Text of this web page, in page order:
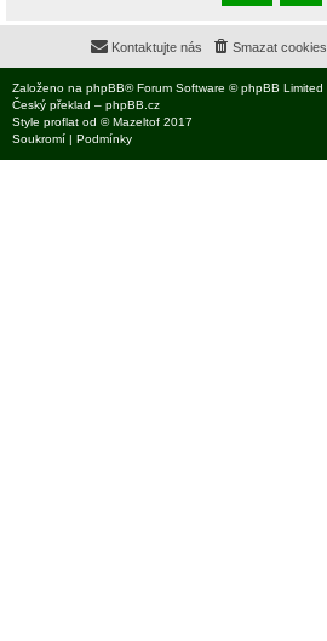
Smazat cookies
Kontaktujte nás
Založeno na phpBB® Forum Software © phpBB Limited
Český překlad – phpBB.cz
Style proflat od ©Mazeltof 2017
Soukromí | Podmínky